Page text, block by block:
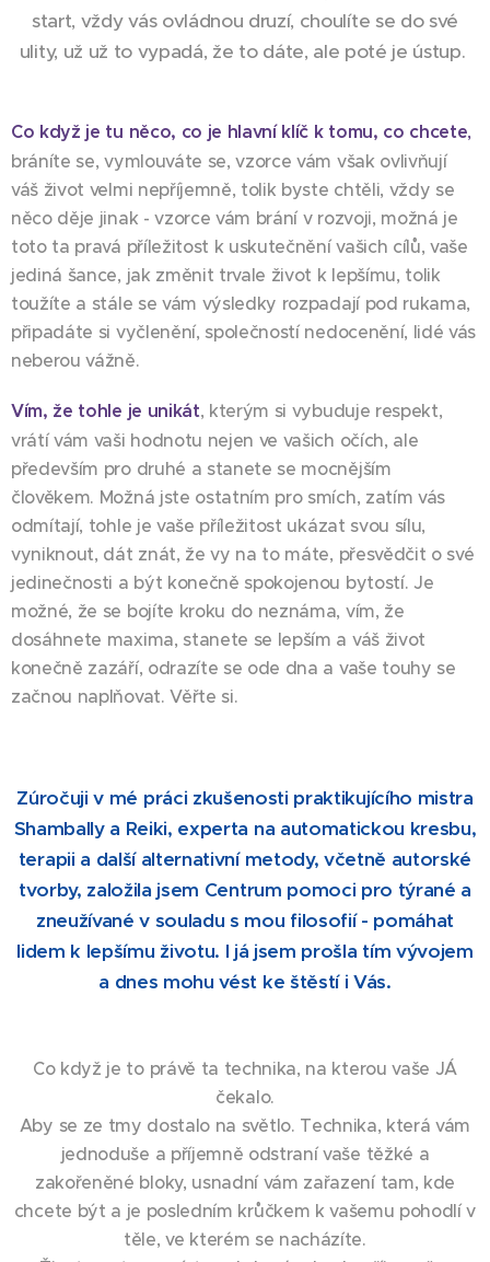
start, vždy vás ovládnou druzí, choulíte se do své
ulity, už už to vypadá, že to dáte, ale poté je ústup.
Co když je tu něco, co je hlavní klíč k tomu, co chcete,
bráníte se, vymlouváte se, vzorce vám však ovlivňují
váš život velmi nepříjemně, tolik byste chtěli, vždy se
něco děje jinak - vzorce vám brání v rozvoji, možná je
toto ta pravá příležitost k uskutečnění vašich cílů, vaše
jediná šance, jak změnit trvale život k lepšímu, tolik
toužíte a stále se vám výsledky rozpadají pod rukama,
připadáte si vyčlenění, společností nedocenění, lidé vás
neberou vážně.
Vím, že tohle je unikát, kterým si vybuduje respekt,
vrátí vám vaši hodnotu nejen ve vašich očích, ale
především pro druhé a stanete se mocnějším
člověkem. Možná jste ostatním pro smích, zatím vás
odmítají, tohle je vaše příležitost ukázat svou sílu,
vyniknout, dát znát, že vy na to máte, přesvědčit o své
jedinečnosti a být konečně spokojenou bytostí. Je
možné, že se bojíte kroku do neznáma, vím, že
dosáhnete maxima, stanete se lepším a váš život
konečně zazáří, odrazíte se ode dna a vaše touhy se
začnou naplňovat. Věřte si.
Zúročuji v mé práci zkušenosti praktikujícího mistra
Shambally a Reiki, experta na automatickou kresbu,
terapii a další alternativní metody, včetně autorské
tvorby, založila jsem Centrum pomoci pro týrané a
zneužívané v souladu s mou filosofií - pomáhat
lidem k lepšímu životu. I já jsem prošla tím vývojem
a dnes mohu vést ke štěstí i Vás.
Co když je to právě ta technika, na kterou vaše JÁ
čekalo.
Aby se ze tmy dostalo na světlo. Technika, která vám
jednoduše a příjemně odstraní vaše těžké a
zakořeněné bloky, usnadní vám zařazení tam, kde
chcete být a je posledním krůčkem k vašemu pohodlí v
těle, ve kterém se nacházíte.